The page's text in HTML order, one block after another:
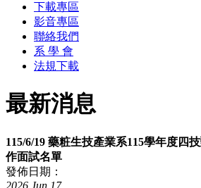
下載專區
影音專區
聯絡我們
系 學 會
法規下載
最新消息
115/6/19 藥粧生技產業系115學年度四
作面試名單
發佈日期：
2026 Jun 17